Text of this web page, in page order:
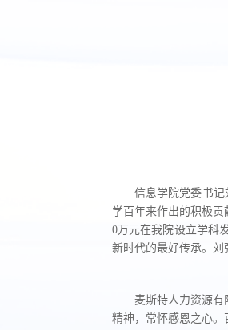
信息学院党委书
学百年来作出的积极
0万元在我院设立学科
新时代的最好传承。刘
麦斯特人力资源有
精神，常怀感恩之心。